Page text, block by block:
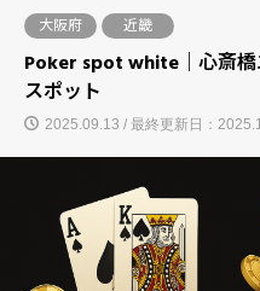
大阪府 近畿
Poker spot white｜心斎橋
スポット
2025.09.13 / 最終更新日：